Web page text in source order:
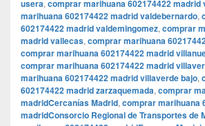
usera, comprar marihuana 602174422 madrid
marihuana 602174422 madrid valdebernardo,
602174422 madrid valdemingomez, comprar
madrid vallecas, comprar marihuana
comprar marihuana 602174422 madrid
comprar marihuana 602174422 madrid
marihuana 602174422 madrid villaverde bajo,
602174422 madrid zarzaquemada, comprar
madridCercanías Madrid, comprar marihuana
madridConsorcio Regional de Transportes de